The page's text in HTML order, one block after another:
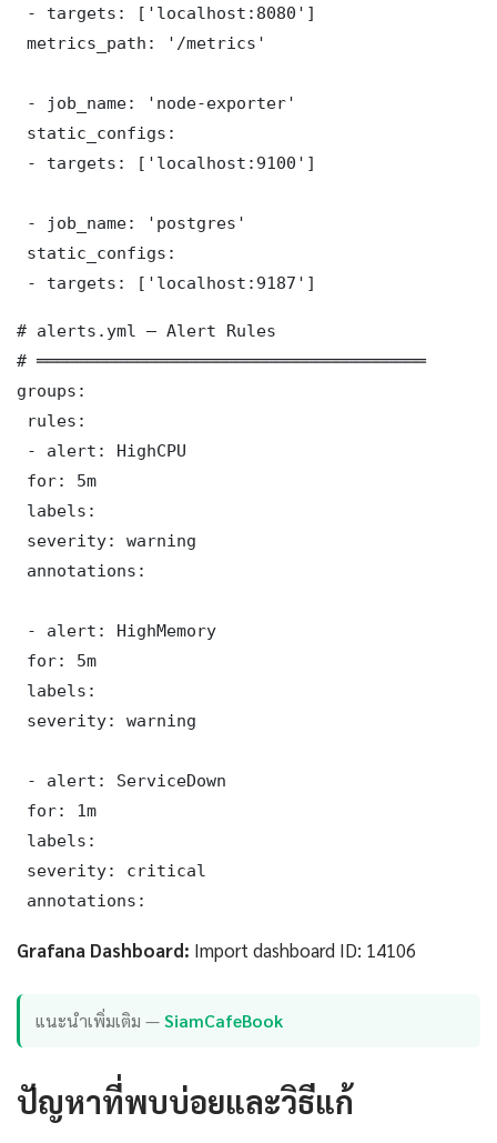
- targets: ['localhost:8080']
metrics_path: '/metrics'
- job_name: 'node-exporter'
static_configs:
- targets: ['localhost:9100']
- job_name: 'postgres'
static_configs:
- targets: ['localhost:9187']
# alerts.yml — Alert Rules
# ═══════════════════════════════════════
groups:
rules:
- alert: HighCPU
for: 5m
labels:
severity: warning
annotations:
- alert: HighMemory
for: 5m
labels:
severity: warning
- alert: ServiceDown
for: 1m
labels:
severity: critical
annotations:
Grafana Dashboard: Import dashboard ID: 14106
แนะนำเพิ่มเติม —SiamCafeBook
ปัญหาที่พบบ่อยและวิธีแก้